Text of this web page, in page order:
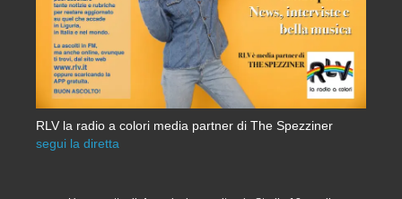
RLV la radio a colori media partner di The Spezziner
segui la diretta